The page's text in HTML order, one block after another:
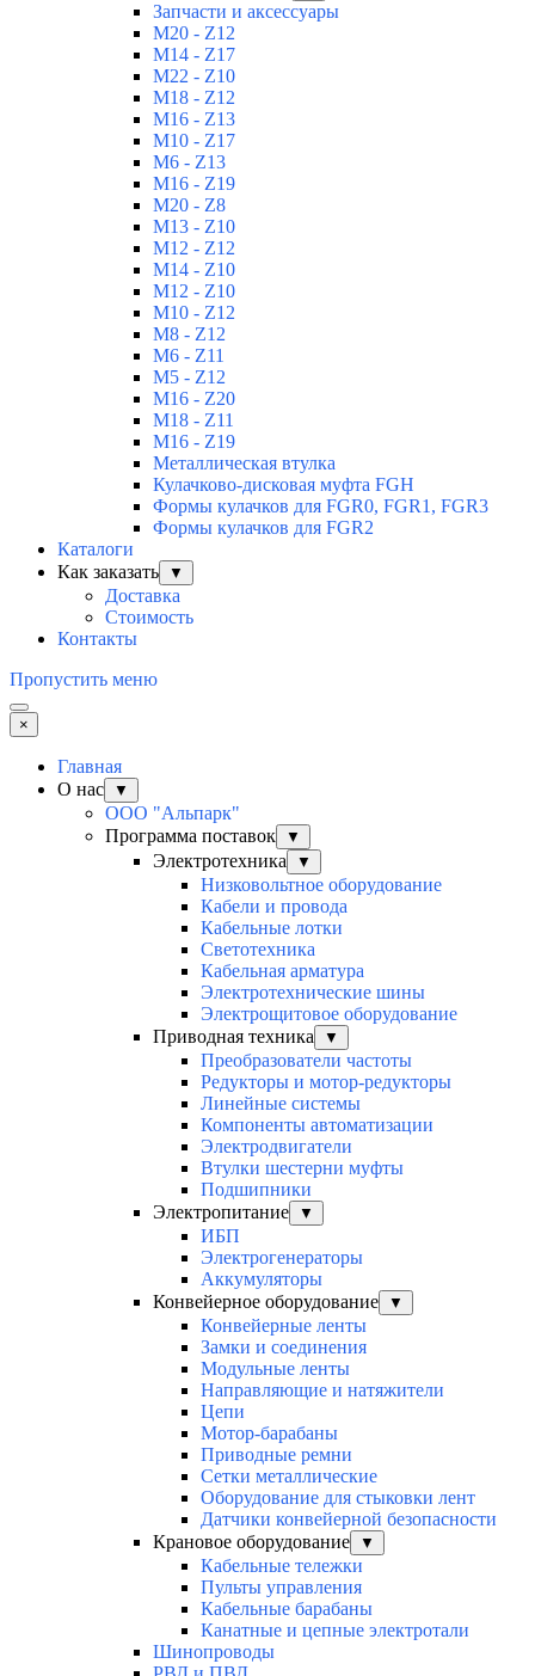
Запчасти и аксессуары
M20 - Z12
M14 - Z17
M22 - Z10
M18 - Z12
M16 - Z13
M10 - Z17
M6 - Z13
M16 - Z19
M20 - Z8
M13 - Z10
M12 - Z12
M14 - Z10
M12 - Z10
M10 - Z12
M8 - Z12
M6 - Z11
M5 - Z12
M16 - Z20
M18 - Z11
M16 - Z19
Металлическая втулка
Кулачково-дисковая муфта FGH
Формы кулачков для FGR0, FGR1, FGR3
Формы кулачков для FGR2
Каталоги
Как заказать
▼
Доставка
Стоимость
Контакты
Пропустить меню
×
Главная
О нас
▼
ООО "Альпарк"
Программа поставок
▼
Электротехника ▼
Низковольтное оборудование
Кабели и провода
Кабельные лотки
Светотехника
Кабельная арматура
Электротехнические шины
Электрощитовое оборудование
Приводная техника
▼
Преобразователи частоты
Редукторы и мотор-редукторы
Линейные системы
Компоненты автоматизации
Электродвигатели
Втулки шестерни муфты
Подшипники
Электропитание
▼
ИБП
Электрогенераторы
Аккумуляторы
Конвейерное оборудование
▼
Конвейерные ленты
Замки и соединения
Модульные ленты
Направляющие и натяжители
Цепи
Мотор-барабаны
Приводные ремни
Сетки металлические
Оборудование для стыковки лент
Датчики конвейерной безопасности
Крановое оборудование
▼
Кабельные тележки
Пульты управления
Кабельные барабаны
Канатные и цепные электротали
Шинопроводы